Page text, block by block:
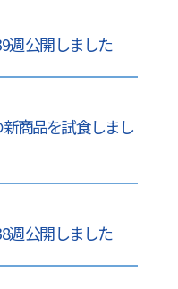
週 公開しました
商品を試食しまし
週 公開しました